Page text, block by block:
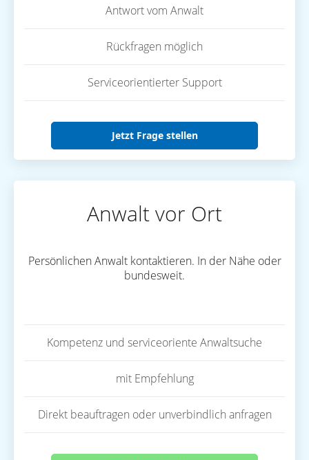
Antwort vom Anwalt
Rückfragen möglich
Serviceorientierter Support
Jetzt Frage stellen
Anwalt vor Ort
Persönlichen Anwalt kontaktieren. In der Nähe oder
bundesweit.
Kompetenz und serviceoriente Anwaltsuche
mit Empfehlung
Direkt beauftragen oder unverbindlich anfragen